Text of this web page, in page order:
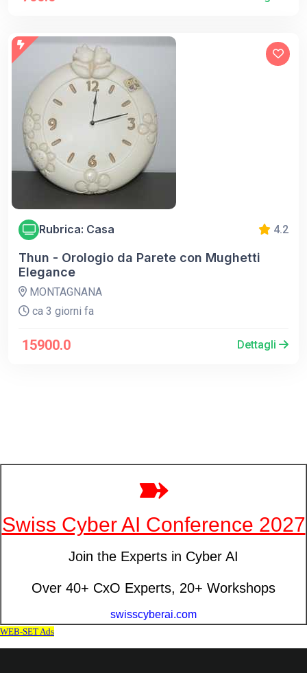
Rubrica: Casa 4.2
Thun - Orologio da Parete con Mughetti
Elegance
MONTAGNANA
ca 3 giorni fa
15900.0 Dettagli